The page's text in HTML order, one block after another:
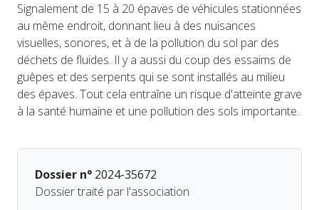
Signalement de 15 à 20 épaves de véhicules stationnées
au même endroit, donnant lieu à des nuisances
visuelles, sonores, et à de la pollution du sol par des
déchets de fluides. Il y a aussi du coup des essaims de
guêpes et des serpents qui se sont installés au milieu
des épaves. Tout cela entraîne un risque d'atteinte grave
à la santé humaine et une pollution des sols importante.
Dossier n° 2024-35672
Dossier traité par l'association